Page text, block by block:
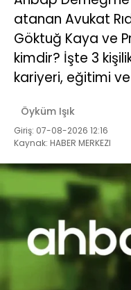
atanan Avukat
Göktuğ Kaya ve
kimdir? İşte 3
kariyeri, eğitimi
Öyküm Işık
Giriş: 07-08-2026 12:16
Kaynak: HABER MERKEZI